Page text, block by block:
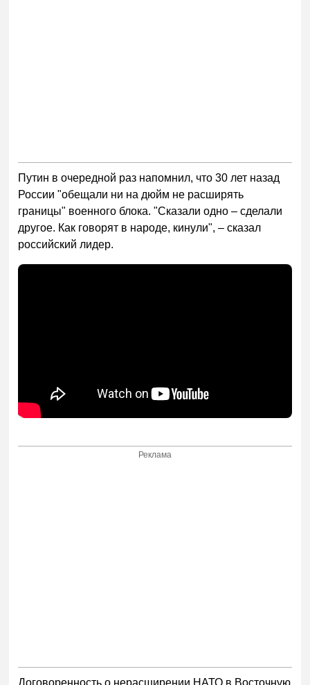
Путин в очередной раз напомнил, что 30 лет назад
России "обещали ни на дюйм не расширять
границы" военного блока. "Сказали одно – сделали
другое. Как говорят в народе, кинули", – сказал
российский лидер.
Реклама